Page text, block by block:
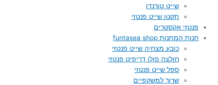
שייט טורנדו
תקנון שייט פנטזי
פנטזי אקסטרים
חנות המתנות funtasea shop
כובע מצחיה שייט פנטזי
חולצה פולו דריפיט פנטזי
ספל שייט פנטזי
שרוך למשקפיים